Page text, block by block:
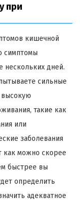
при
кишечной
симптомы
нескольких дней.
сильные
высокую
такие как
или
заболевания
как можно скорее
быстрее вы
определить
адекватное